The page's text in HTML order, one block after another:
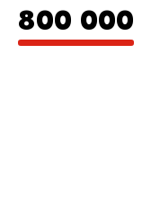
800 000